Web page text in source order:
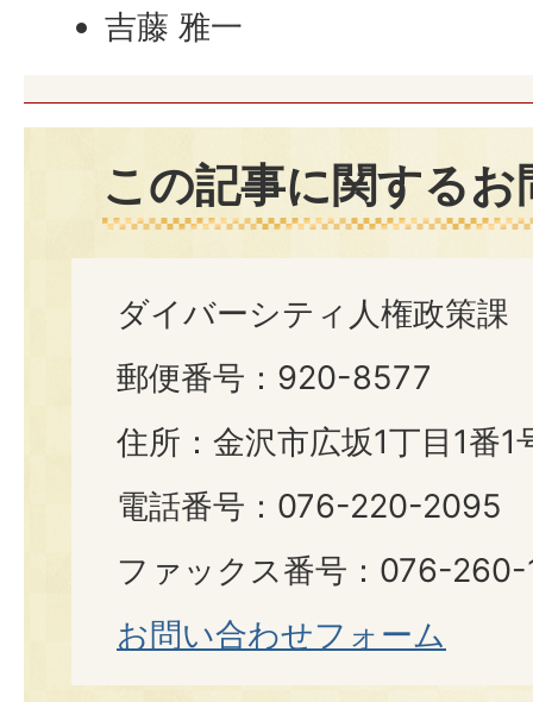
吉藤 雅一
この記事に関する
ダイバーシティ人権政策課
郵便番号：920-8577
住所：金沢市広坂1丁目1番1
電話番号：076-220-2095
ファックス番号：076-260-
お問い合わせフォーム